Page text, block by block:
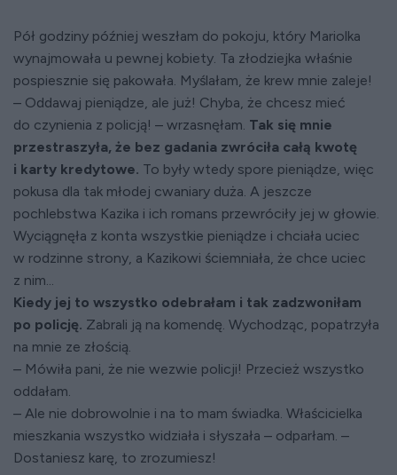
Pół godziny później weszłam do pokoju, który Mariolka
wynajmowała u pewnej kobiety. Ta złodziejka właśnie
pospiesznie się pakowała. Myślałam, że krew mnie zaleje!
– Oddawaj pieniądze, ale już! Chyba, że chcesz mieć
do czynienia z policją! – wrzasnęłam. Tak się mnie
przestraszyła, że bez gadania zwróciła całą kwotę
i karty kredytowe. To były wtedy spore pieniądze, więc
pokusa dla tak młodej cwaniary duża. A jeszcze
pochlebstwa Kazika i ich romans przewróciły jej w głowie.
Wyciągnęła z konta wszystkie pieniądze i chciała uciec
w rodzinne strony, a Kazikowi ściemniała, że chce uciec
z nim...
Kiedy jej to wszystko odebrałam i tak zadzwoniłam
po policję. Zabrali ją na komendę. Wychodząc, popatrzyła
na mnie ze złością.
– Mówiła pani, że nie wezwie policji! Przecież wszystko
oddałam.
– Ale nie dobrowolnie i na to mam świadka. Właścicielka
mieszkania wszystko widziała i słyszała – odparłam. –
Dostaniesz karę, to zrozumiesz!